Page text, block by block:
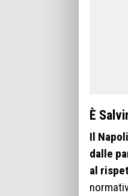
È
Il
dalle
al